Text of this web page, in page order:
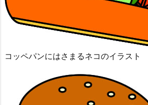
コッペパンにはさまるネコのイラスト